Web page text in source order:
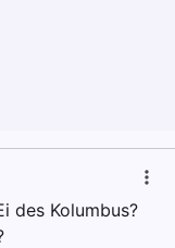
des Kolumbus?